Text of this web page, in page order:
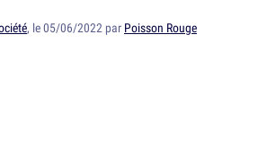
, le 05/06/2022 par Poisson Rouge